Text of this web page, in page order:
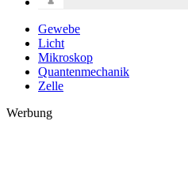
Gewebe
Licht
Mikroskop
Quantenmechanik
Zelle
Werbung